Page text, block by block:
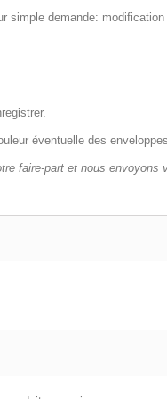
simple demande:
éventuelle des
faire-part et nous envoyons